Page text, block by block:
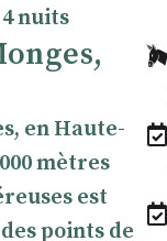
nuits
en Haute-
mètres
est
points de